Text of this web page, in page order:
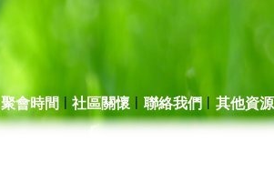
聚會時間 | 社區關懷 | 聯絡我們 | 其他資源